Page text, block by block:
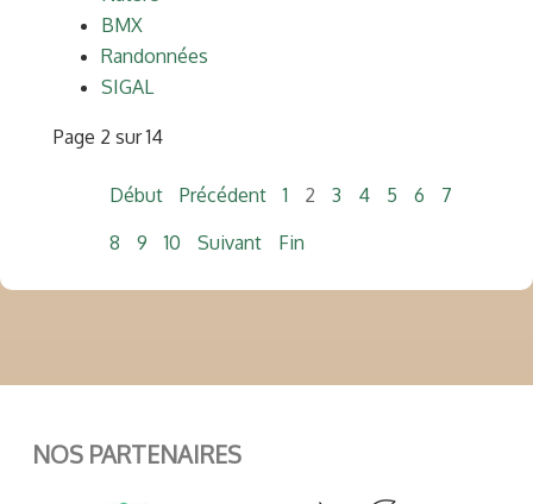
BMX
Randonnées
SIGAL
Page 2 sur 14
Début Précédent 1 2 3 4 5 6
7
8
9 10 Suivant Fin
NOS PARTENAIRES